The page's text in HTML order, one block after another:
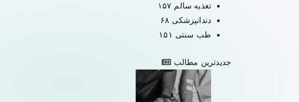
تغذیه سالم ۱۵۷
دندانپزشکی ۶۸
طب سنتی ۱۵۱
جدیدترین مطالب